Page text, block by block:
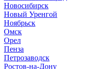
Новосибирск
Новый Уренгой
Ноябрьск
Омск
Орел
Пенза
Петрозаводск
Ростов-на-Дону